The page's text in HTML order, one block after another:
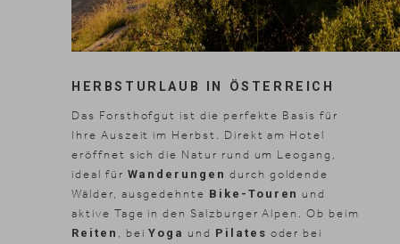
HERBSTURLAUB IN ÖSTERREICH
Das Forsthofgut ist die perfekte Basis für
Ihre Auszeit im Herbst. Direkt am Hotel
eröffnet sich die Natur rund um Leogang,
ideal für Wanderungen durch goldende
Wälder, ausgedehnte Bike-Touren und
aktive Tage in den Salzburger Alpen. Ob beim
Reiten
, beiYoga und Pilates oder bei